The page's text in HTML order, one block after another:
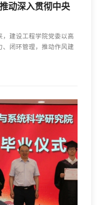
动深入贯彻中央
，建设工程学院党委以高
闭环管理，推动作风建